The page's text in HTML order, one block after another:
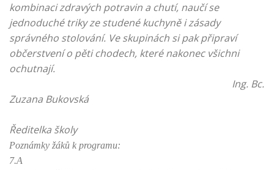
kombinaci zdravých potravin a chutí, naučí se
jednoduché triky ze studené kuchyně i zásady
správného stolování. Ve skupinách si pak připraví
občerstvení o pěti chodech, které nakonec všichni
ochutnají.
Ing. Bc.
Zuzana Bukovská
Ředitelka školy
Poznámky žáků k programu:
7.A